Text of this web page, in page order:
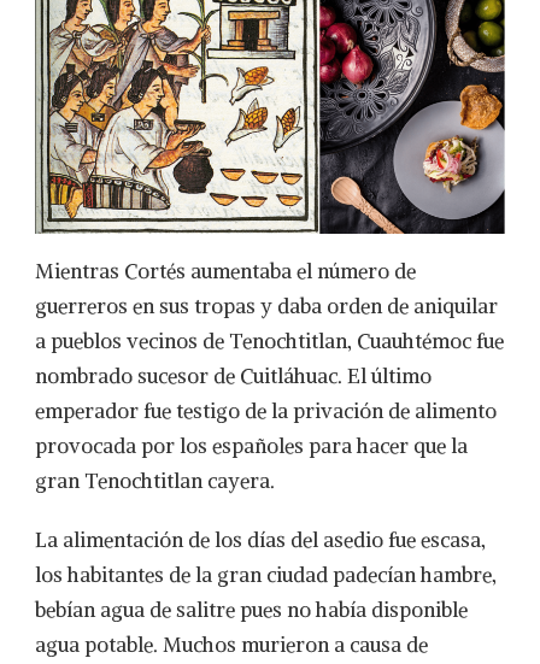
Mientras Cortés aumentaba el número de
guerreros en sus tropas y daba orden de aniquilar
a pueblos vecinos de Tenochtitlan, Cuauhtémoc fue
nombrado sucesor de Cuitláhuac. El último
emperador fue testigo de la privación de alimento
provocada por los españoles para hacer que la
gran Tenochtitlan cayera.
La alimentación de los días del asedio fue escasa,
los habitantes de la gran ciudad padecían hambre,
bebían agua de salitre pues no había disponible
agua potable. Muchos murieron a causa de